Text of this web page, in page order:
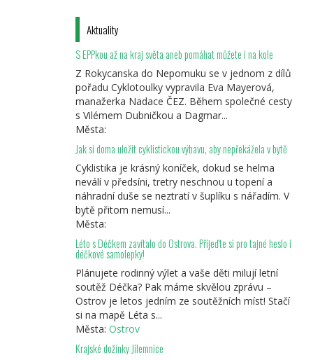
Aktuality
S EPPkou až na kraj světa aneb pomáhat můžete i na kole
Z Rokycanska do Nepomuku se v jednom z dílů
pořadu Cyklotoulky vypravila Eva Mayerová,
manažerka Nadace ČEZ. Během společné cesty
s Vilémem Dubničkou a Dagmar...
Města:
Jak si doma uložit cyklistickou výbavu, aby nepřekážela v bytě
Cyklistika je krásný koníček, dokud se helma
neválí v předsíni, tretry neschnou u topení a
náhradní duše se neztratí v šuplíku s nářadím. V
bytě přitom nemusí...
Města:
Léto s Déčkem zavítalo do Ostrova. Přijeďte si pro tajné heslo i
déčkové samolepky!
Plánujete rodinný výlet a vaše děti milují letní
soutěž Déčka? Pak máme skvělou zprávu –
Ostrov je letos jedním ze soutěžních míst! Stačí
si na mapě Léta s...
Města: Ostrov
Krajské dožínky Jilemnice